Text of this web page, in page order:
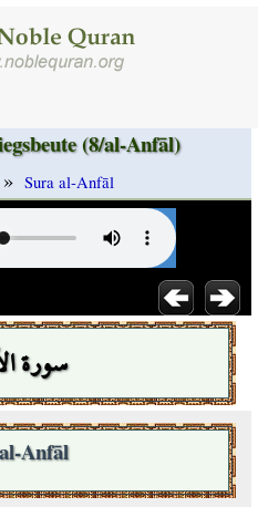
(8/al-Anfāl)
» Sura al-Anfāl
سورة
Anfāl